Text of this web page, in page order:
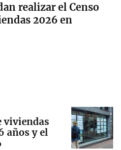
realizar el Censo
2026 en
viviendas
años y el